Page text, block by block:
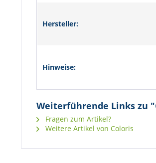
Hersteller:
Hinweise:
Weiterführende Links zu
Fragen zum Artikel?
Weitere Artikel von Coloris